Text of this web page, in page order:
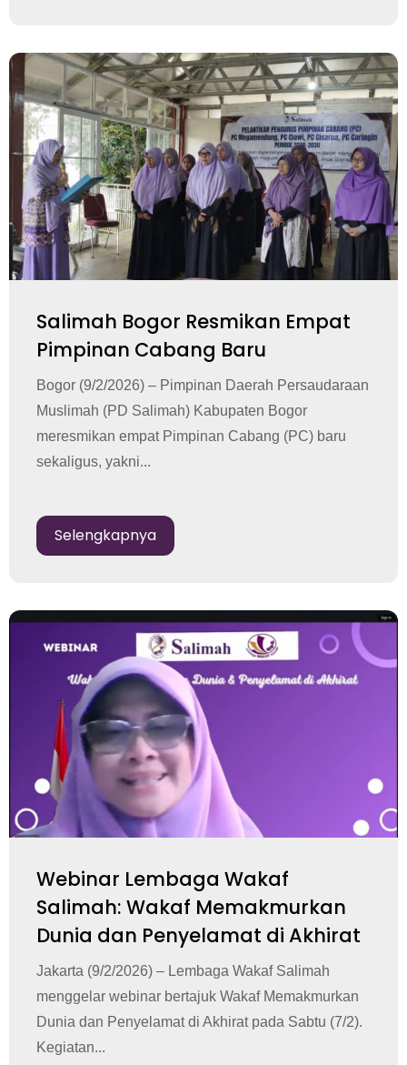
Salimah Bogor Resmikan Empat
Pimpinan Cabang Baru
Bogor (9/2/2026) – Pimpinan Daerah Persaudaraan
Muslimah (PD Salimah) Kabupaten Bogor
meresmikan empat Pimpinan Cabang (PC) baru
sekaligus, yakni...
Selengkapnya
Webinar Lembaga Wakaf
Salimah: Wakaf Memakmurkan
Dunia dan Penyelamat di Akhirat
Jakarta (9/2/2026) – Lembaga Wakaf Salimah
menggelar webinar bertajuk Wakaf Memakmurkan
Dunia dan Penyelamat di Akhirat pada Sabtu (7/2).
Kegiatan...